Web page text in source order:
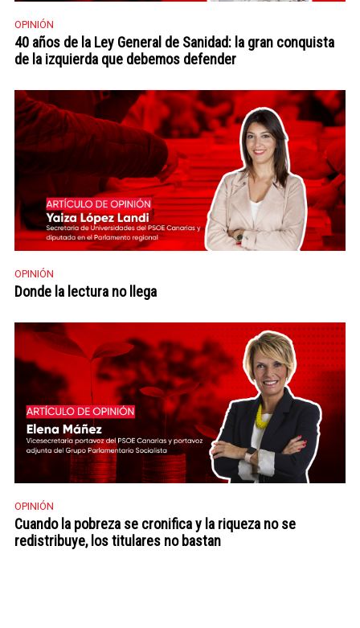
OPINIÓN
40 años de la Ley General de Sanidad: la gran conquista
de la izquierda que debemos defender
OPINIÓN
Donde la lectura no llega
OPINIÓN
Cuando la pobreza se cronifica y la riqueza no se
redistribuye, los titulares no bastan